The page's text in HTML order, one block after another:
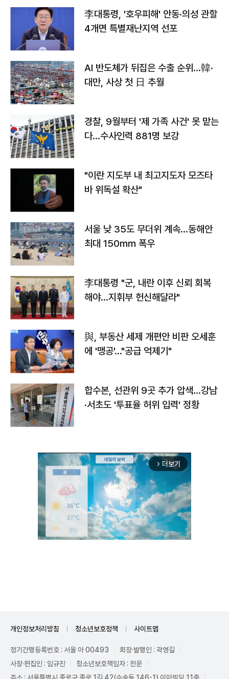
李대통령, '호우피해' 안동·의성 관할
4개면 특별재난지역 선포
AI 반도체가 뒤집은 수출 순위…韓·
대만, 사상 첫 日 추월
경찰, 9월부터 '제 가족 사건' 못 맡는
다…수사인력 881명 보강
"이란 지도부 내 최고지도자 모즈타
바 위독설 확산"
서울 낮 35도 무더위 계속…동해안
최대 150㎜ 폭우
李대통령 "군, 내란 이후 신뢰 회복
해야…지휘부 헌신해달라"
與, 부동산 세제 개편안 비판 오세훈
에 '맹공'…"공급 억제기"
합수본, 선관위 9곳 추가 압색…강남
·서초도 '투표율 허위 입력' 정황
arrow_forward_ios 더보기
개인정보처리방침 청소년보호정책 사이트맵
정기간행등록번호 : 서울 아 00493
회장·발행인 : 곽영길
사장·편집인 : 임규진
청소년보호책임자 : 전운